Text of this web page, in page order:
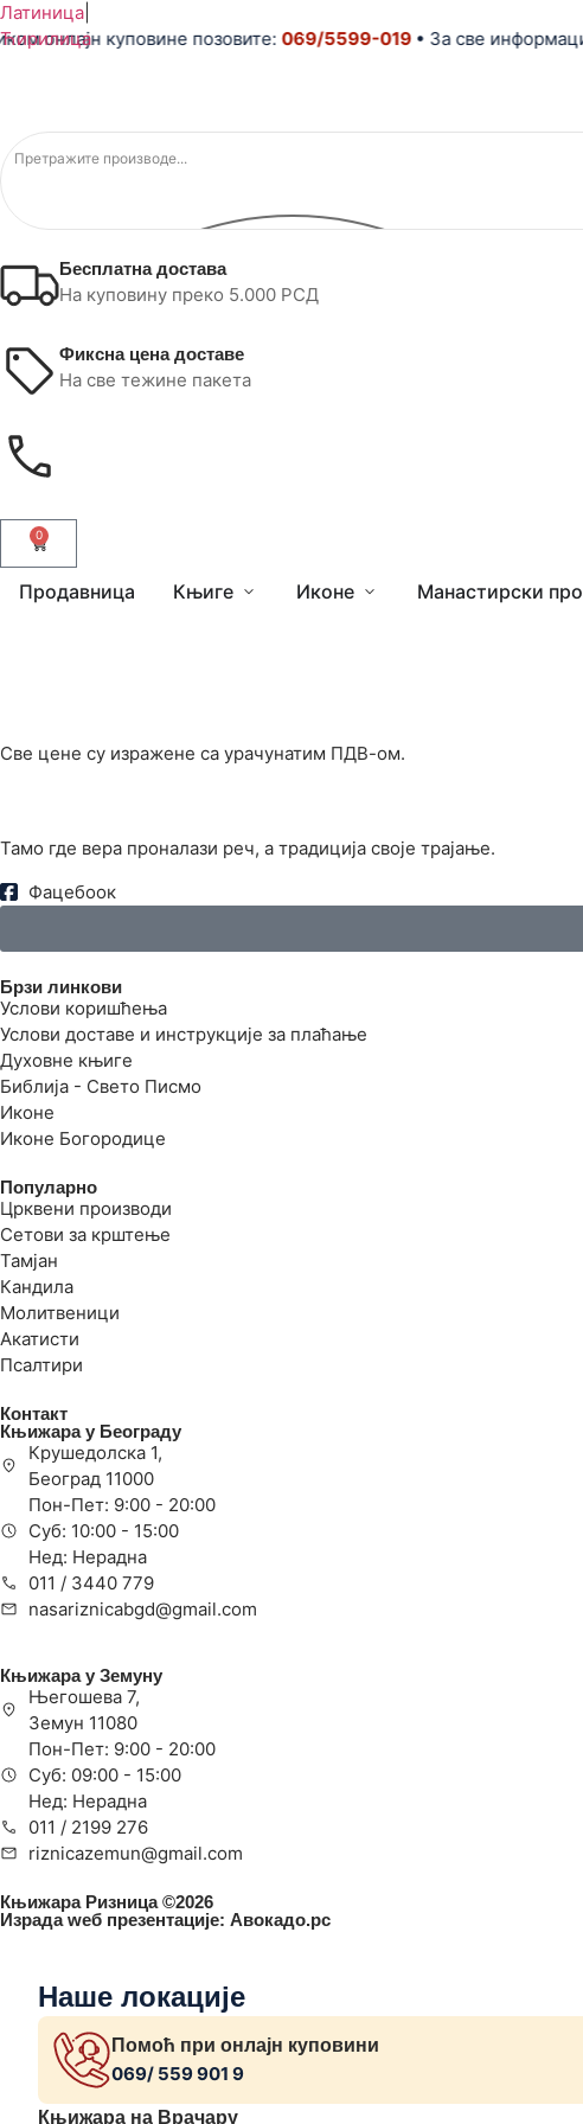
Латиница
Ћирилица
онлајн куповине позовите:069/5599-019• За све
Бесплатна достава
На куповину преко 5.000 РСД
Фиксна цена доставе
На све тежине пакета
0
Продавница Књиге Иконе Манастирски
Све цене су изражене са урачунатим ПДВ-ом.
Тамо где вера проналази реч, а традиција своје трајање.
Фацебоок
Брзи линкови
Услови коришћења
Услови доставе и инструкције за плаћање
Духовне књиге
Библија - Свето Писмо
Иконе
Иконе Богородице
Популарно
Црквени производи
Сетови за крштење
Тамјан
Кандила
Молитвеници
Акатисти
Псалтири
Контакт
Књижара у Београду
Крушедолска 1,
Београд 11000
Пон-Пет: 9:00 - 20:00
Суб: 10:00 - 15:00
Нед: Нерадна
011 / 3440 779
nasariznicabgd@gmail.com
Књижара у Земуну
Његошева 7,
Земун 11080
Пон-Пет: 9:00 - 20:00
Суб: 09:00 - 15:00
Нед: Нерадна
011 / 2199 276
riznicazemun@gmail.com
Књижара Ризница ©️2026
Израда wеб презентације: Авокадо.рс
Наше локације
Помоћ при онлајн куповини
069/ 559 901 9
Књижара на Врачару